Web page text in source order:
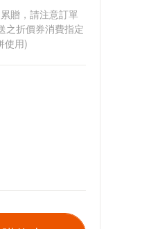
贈，請注意訂單
之折價券消費指定
使用)